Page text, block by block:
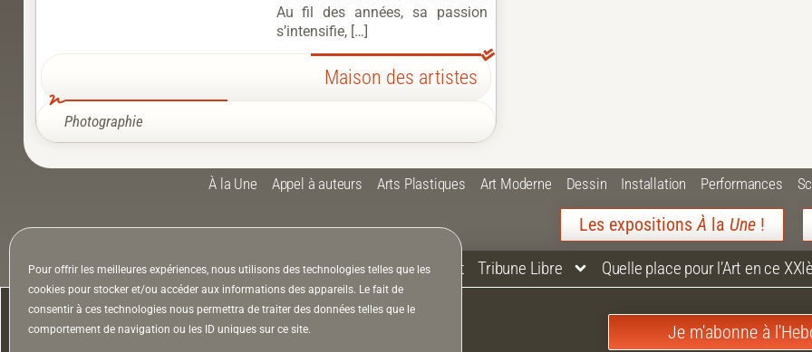
Pour offrir les meilleures expériences, nous utilisons des technologies telles que les
cookies pour stocker et/ou accéder aux informations des appareils. Le fait de
consentir à ces technologies nous permettra de traiter des données telles que le
comportement de navigation ou les ID uniques sur ce site.
Au fil des années, sa passion
s’intensifie, […]
Maison des artistes
Photographie
À la Une Appel à auteurs Arts Plastiques Art Moderne Dessin Installation Performances
Les expositions À la Une !
la Lettre & l’Hebdo Contact Tribune Libre Quelle place pour l’Art en ce
Je m'abonne à